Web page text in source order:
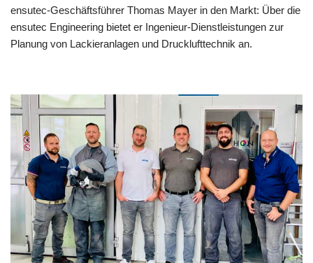
ensutec-Geschäftsführer Thomas Mayer in den Markt: Über die
ensutec Engineering bietet er Ingenieur-Dienstleistungen zur
Planung von Lackieranlagen und Drucklufttechnik an.